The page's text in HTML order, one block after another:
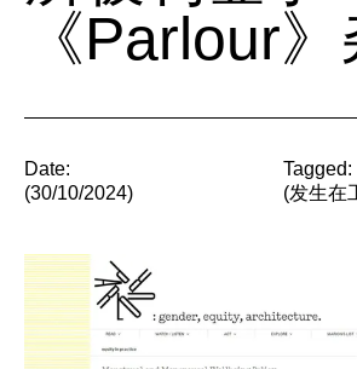
《Parlour
Date:
(30/10/2024)
Tagged:
(发生在